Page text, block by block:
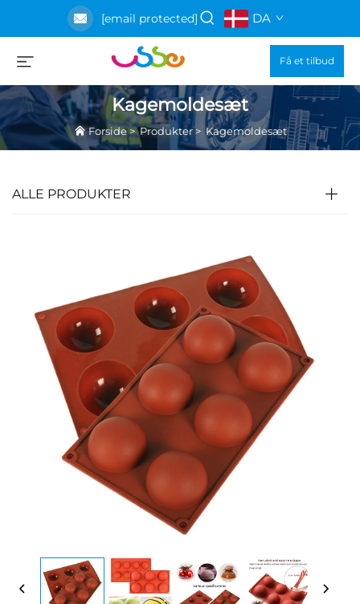
[email protected] DA
Få et tilbud
Kagemoldesæt
Forside>Produkter>Kagemoldesæt
ALLE PRODUKTER